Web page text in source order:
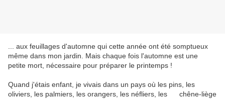
... aux feuillages d'automne qui cette année ont été somptueux
même dans mon jardin. Mais chaque fois l'automne est une
petite mort, nécessaire pour préparer le printemps !
Quand j'étais enfant, je vivais dans un pays où les pins, les
oliviers, les palmiers, les orangers, les néfliers, les chêne-liège